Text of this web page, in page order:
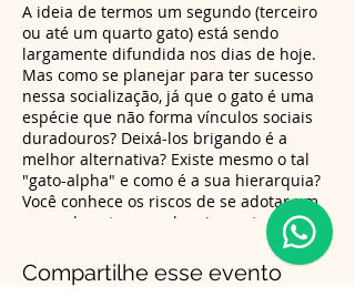
A ideia de termos um segundo (terceiro
ou até um quarto gato) está sendo
largamente difundida nos dias de hoje.
Mas como se planejar para ter sucesso
nessa socialização, já que o gato é uma
espécie que não forma vínculos sociais
duradouros? Deixá-los brigando é a
melhor alternativa? Existe mesmo o tal
"gato-alpha" e como é a sua hierarquia?
Você conhece os riscos de se adotar um
segundo gato sem planejamento prévio?
O que fazer quando o gato da casa está
em idade madura ou senil? Com
embasamento teórico-científico e
Compartilhe esse evento